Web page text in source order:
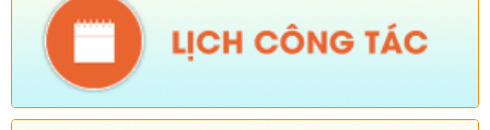
Tên:(V/v rà soát đối tượng để thực hiện chính sách về đất đai
quy định tại Điều 16 và khoản 3 Điều 124 Luật Đất đai)
Ngày ban hành: (05/08/2026) - Ngày hiệu lực: (04/08/2026)
Tên:(Mời dự Hội nghị Báo cáo viên cấp tỉnh thá)